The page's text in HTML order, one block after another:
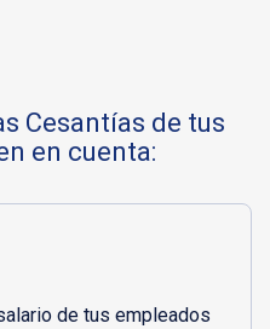
Cesantías de tus
en cuenta:
de tus empleados